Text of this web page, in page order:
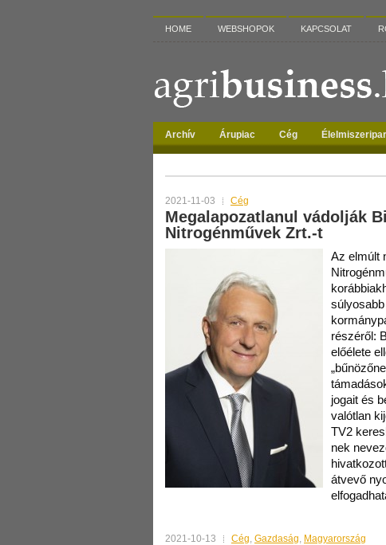
HOME WEBSHOPOK KAPCSOLAT
Archív Árupiac Cég Élelmiszeripar
2021-11-03 Cég
Megalapozatlanul vádolják
Nitrogénművek Zrt.-t
Az elmúlt
részéről:
előélete
jogait és
valótlan
TV2
nek
átvevő
2021-10-13 Cég, Gazdaság, Magyarország